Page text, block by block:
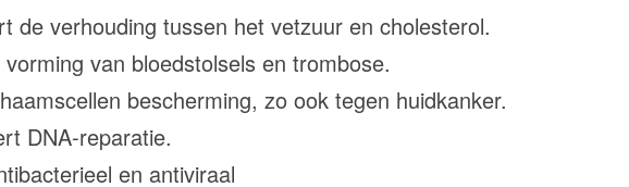
de verhouding tussen het vetzuur en cholesterol.
van bloedstolsels en trombose.
bescherming, zo ook tegen huidkanker.
DNA-reparatie.
en antiviraal